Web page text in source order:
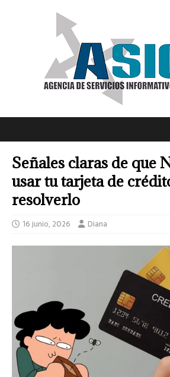
Señales claras de que
usar tu tarjeta de
resolverlo
16 junio, 2026 Diana